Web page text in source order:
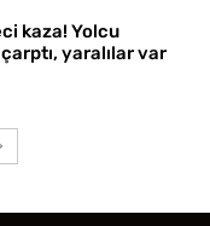
kaza! Yolcu
yaralılar var